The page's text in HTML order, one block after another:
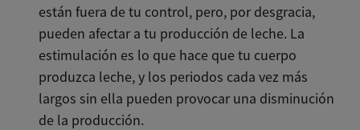
están fuera de tu control, pero, por desgracia,
pueden afectar a tu producción de leche. La
estimulación es lo que hace que tu cuerpo
produzca leche, y los periodos cada vez más
largos sin ella pueden provocar una disminución
de la producción.